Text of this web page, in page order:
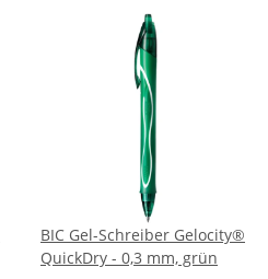
BIC Gel-Schreiber Gelocity®
QuickDry - 0,3 mm, grün